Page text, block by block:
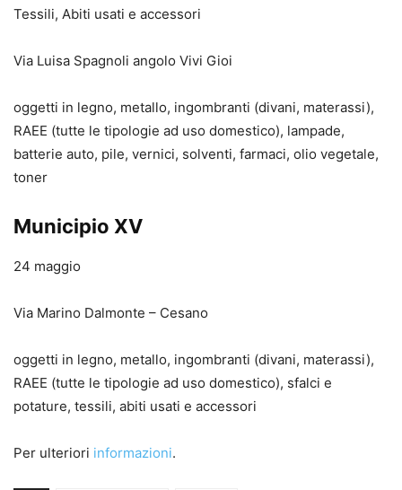
Tessili, Abiti usati e accessori
Via Luisa Spagnoli angolo Vivi Gioi
oggetti in legno, metallo, ingombranti (divani, materassi),
RAEE (tutte le tipologie ad uso domestico), lampade,
batterie auto, pile, vernici, solventi, farmaci, olio vegetale,
toner
Municipio XV
24 maggio
Via Marino Dalmonte – Cesano
oggetti in legno, metallo, ingombranti (divani, materassi),
RAEE (tutte le tipologie ad uso domestico), sfalci e
potature, tessili, abiti usati e accessori
Per ulteriori informazioni.